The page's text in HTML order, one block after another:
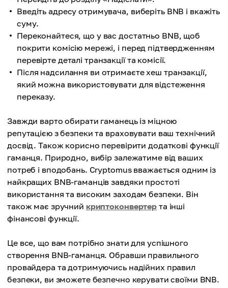
Введіть адресу отримувача, виберіть BNB і вкажіть
суму.
Переконайтеся, що у вас достатньо BNB, щоб
покрити комісію мережі, і перед підтвердженням
перевірте деталі транзакції та комісії.
Після надсилання ви отримаєте хеш транзакції,
який можна використовувати для відстеження
переказу.
Завжди варто обирати гаманець із міцною
репутацією з безпеки та враховувати ваш технічний
досвід. Також корисно перевірити додаткові функції
гаманця. Природно, вибір залежатиме від ваших
потреб і вподобань. Cryptomus вважається одним із
найкращих BNB-гаманців завдяки простоті
використання та високим заходам безпеки. Він
також має зручний криптоконвертер та інші
фінансові функції.
Це все, що вам потрібно знати для успішного
створення BNB-гаманця. Обравши правильного
провайдера та дотримуючись надійних правил
безпеки, ви зможете безпечно керувати своїми BNB.